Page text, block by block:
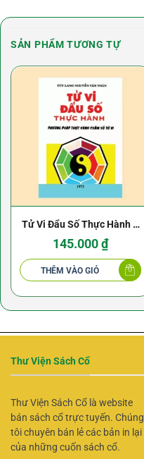
SẢN PHẨM TƯƠNG TỰ
Tử Vi Đẩu Số Thực Hành –
Túy Lang – Nguyễn Văn
Toàn
145.000₫
THÊM VÀO GIỎ
Thư Viện Sách Cổ
Thư Viện Sách Cổ là website
bán sách cổ trực tuyến. Chúng
tôi chuyên bán lẻ các bản in lại
của những cuốn sách cổ.